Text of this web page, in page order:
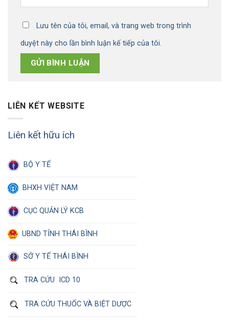
Lưu tên của tôi, email, và trang web trong trình
duyệt này cho lần bình luận kế tiếp của tôi.
LIÊN KẾT WEBSITE
Liên kết hữu ích
BỘ Y TẾ
BHXH VIỆT NAM
CỤC QUẢN LÝ KCB
UBND TỈNH THÁI BÌNH
SỞ Y TẾ THÁI BÌNH
TRA CỨU ICD 10
TRA CỨU THUỐC VÀ BIỆT DƯỢC